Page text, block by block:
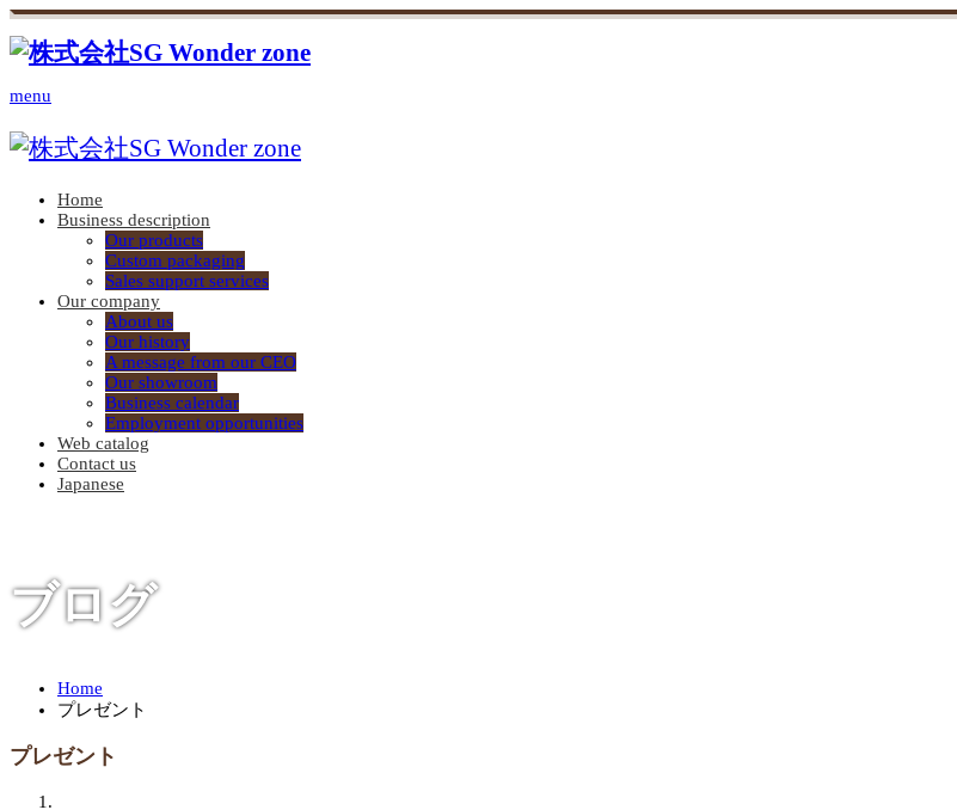
menu
Home
Business description
Our products
Custom packaging
Sales support services
Our company
About us
Our history
A message from our CEO
Our showroom
Business calendar
Employment opportunities
Web catalog
Contact us
Japanese
ブログ
Home
プレゼント
プレゼント